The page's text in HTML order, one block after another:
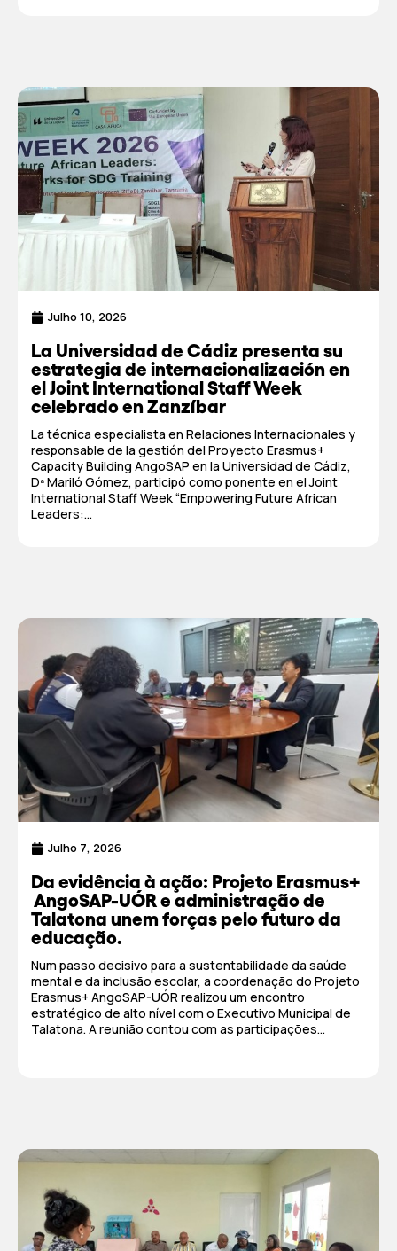
Julho 10, 2026
La Universidad de Cádiz presenta su
estrategia de internacionalización en
el Joint International Staff Week
celebrado en Zanzíbar
La técnica especialista en Relaciones Internacionales y
responsable de la gestión del Proyecto Erasmus+
Capacity Building AngoSAP en la Universidad de Cádiz,
Dª Mariló Gómez, participó como ponente en el Joint
International Staff Week “Empowering Future African
Leaders:...
Julho 7, 2026
Da evidência à ação: Projeto Erasmus+
AngoSAP-UÓR e administração de
Talatona unem forças pelo futuro da
educação.
Num passo decisivo para a sustentabilidade da saúde
mental e da inclusão escolar, a coordenação do Projeto
Erasmus+ AngoSAP-UÓR realizou um encontro
estratégico de alto nível com o Executivo Municipal de
Talatona. A reunião contou com as participações...